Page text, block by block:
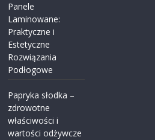
Panele
Laminowane:
Praktyczne i
Estetyczne
Rozwiązania
Podłogowe
Papryka słodka –
zdrowotne
właściwości i
wartości odżywcze